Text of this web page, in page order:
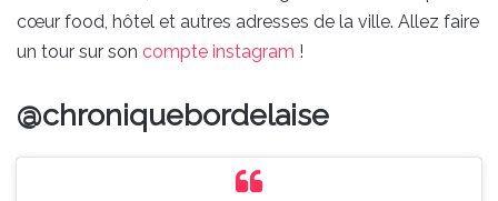
cœur food, hôtel et autres adresses de la ville. Allez faire
un tour sur son compte instagram !
@chroniquebordelaise